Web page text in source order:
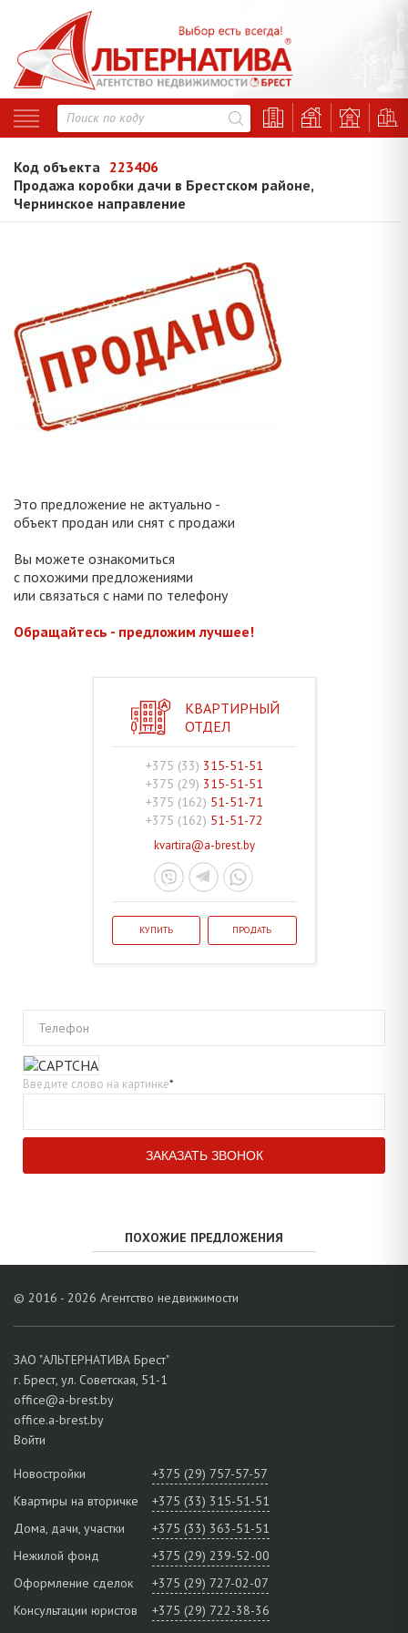
Код объекта 223406
Продажа коробки дачи в Брестском районе,
Чернинское направление
Это предложение не актуально -
объект продан или снят с продажи
Вы можете ознакомиться
с похожими предложениями
или связаться с нами по телефону
Обращайтесь - предложим лучшее!
КВАРТИРНЫЙ
ОТДЕЛ
+375 (33) 315-51-51
+375 (29) 315-51-51
+375 (162) 51-51-71
+375 (162) 51-51-72
kvartira@a-brest.by
КУПИТЬ ПРОДАТЬ
Телефон
Введите слово на картинке*
ПОХОЖИЕ ПРЕДЛОЖЕНИЯ
© 2016 - 2026 Агентство недвижимости
ЗАО "АЛЬТЕРНАТИВА Брест"
г. Брест, ул. Советская, 51-1
office@a-brest.by
office.a-brest.by
Войти
Новостройки
+375 (29) 757-57-57
Квартиры на вторичке
+375 (33) 315-51-51
Дома, дачи, участки
+375 (33) 363-51-51
Нежилой фонд
+375 (29) 239-52-00
Оформление сделок
+375 (29) 727-02-07
Консультации юристов
+375 (29) 722-38-36